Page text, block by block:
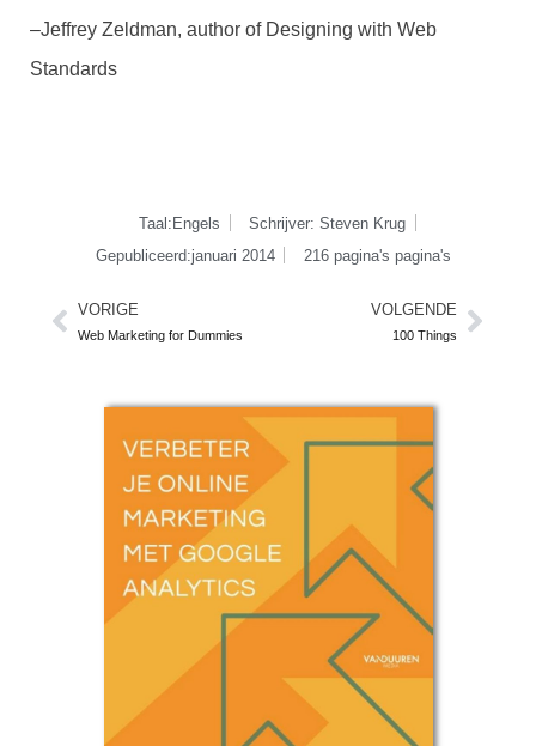
–Jeffrey Zeldman, author of Designing with Web
Standards
Taal:Engels
Schrijver: Steven Krug
Gepubliceerd:januari 2014
216 pagina's pagina's
Vorige
VORIGE
Web Marketing for Dummies
VOLGENDE
100 Things